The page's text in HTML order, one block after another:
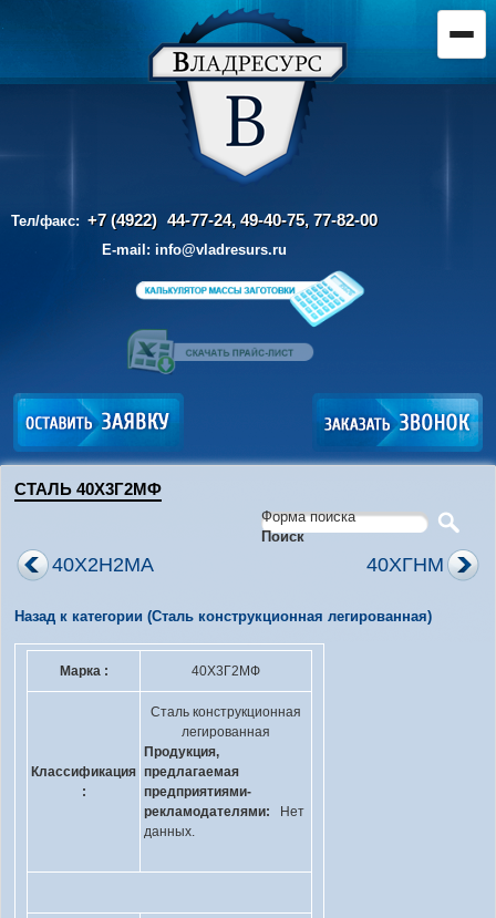
Тел/факс: +7 (4922) 44-77-24, 49-40-75, 77-82-00
E-mail: info@vladresurs.ru
СТАЛЬ 40Х3Г2МФ
Форма поиска
Поиск
40Х2Н2МА 40ХГНМ
Назад к категории (Сталь конструкционная легированная)
Марка : 40Х3Г2МФ
Классификация
:
Сталь конструкционная
легированная
Продукция,
предлагаемая
предприятиями-
рекламодателями:
Нет
данных.